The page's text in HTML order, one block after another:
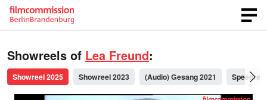
Showreels of Lea Freund:
Showreel 2025 Showreel 2023 (Audio) Gesang 2021 Speedreel